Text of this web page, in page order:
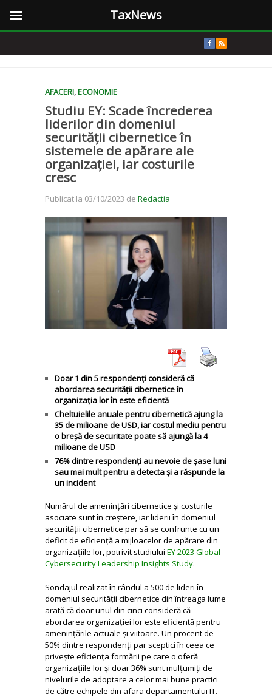
AFACERI,ECONOMIE
Studiu EY: Scade încrederea
liderilor din domeniul
securității cibernetice în
sistemele de apărare ale
organizației, iar costurile
cresc
Publicat la 03/10/2023 de Redactia
Doar 1 din 5 respondenți consideră că
abordarea securității cibernetice în
organizația lor în este eficientă
Cheltuielile anuale pentru cibernetică ajung la
35 de milioane de USD, iar costul mediu pentru
o breșă de securitate poate să ajungă la 4
milioane de USD
76% dintre respondenți au nevoie de șase luni
sau mai mult pentru a detecta și a răspunde la
un incident
Numărul de amenințări cibernetice și costurile
asociate sunt în creștere, iar liderii în domeniul
securității cibernetice par să se confrunte cu un
deficit de eficiență a mijloacelor de apărare din
organizațiile lor, potrivit studiului EY 2023 Global
Cybersecurity Leadership Insights Study.
Sondajul realizat în rândul a 500 de lideri în
domeniul securității cibernetice din întreaga lume
arată că doar unul din cinci consideră că
abordarea organizației lor este eficientă pentru
amenințările actuale și viitoare. Un procent de
50% dintre respondenți par sceptici în ceea ce
privește eficiența formării pe care o oferă
organizațiile lor și doar 36% sunt mulțumiți de
nivelurile de adoptare a celor mai bune practici
de către echipele din afara departamentului IT.
TaxNews